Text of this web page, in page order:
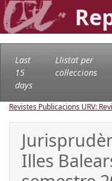
Last
15
days
Llistat per
col·leccions
Revistes Publicacions URV:
Illes